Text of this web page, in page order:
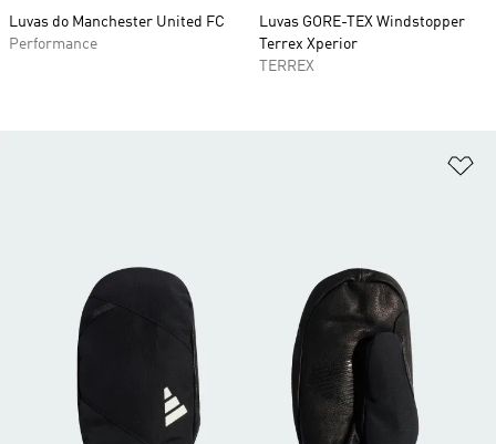
Luvas do Manchester United FC
Performance
Luvas GORE-TEX Windstopper
Terrex Xperior
TERREX